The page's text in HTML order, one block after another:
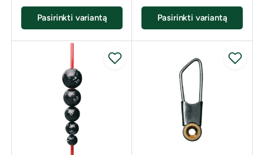
Pasirinkti variantą Pasirinkti variantą